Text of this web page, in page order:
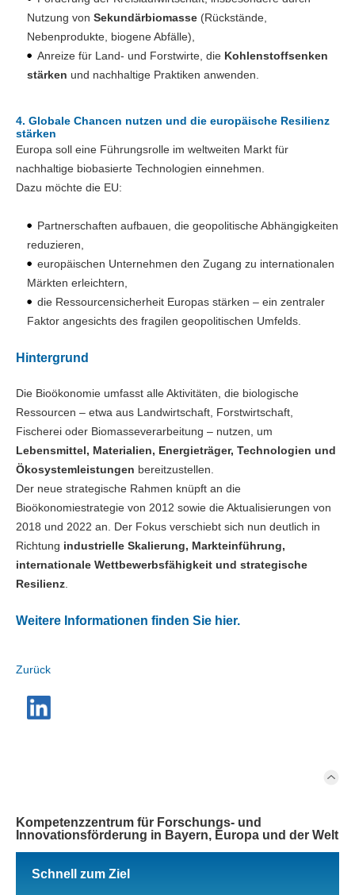
Nutzung von Sekundärbiomasse (Rückstände,
Nebenprodukte, biogene Abfälle),
Anreize für Land- und Forstwirte, die Kohlenstoffsenken
stärken und nachhaltige Praktiken anwenden.
4. Globale Chancen nutzen und die europäische Resilienz
stärken
Europa soll eine Führungsrolle im weltweiten Markt für
nachhaltige biobasierte Technologien einnehmen.
Dazu möchte die EU:
Partnerschaften aufbauen, die geopolitische Abhängigkeiten
reduzieren,
europäischen Unternehmen den Zugang zu internationalen
Märkten erleichtern,
die Ressourcensicherheit Europas stärken – ein zentraler
Faktor angesichts des fragilen geopolitischen Umfelds.
Hintergrund
Die Bioökonomie umfasst alle Aktivitäten, die biologische
Ressourcen – etwa aus Landwirtschaft, Forstwirtschaft,
Fischerei oder Biomasseverarbeitung – nutzen, um
Lebensmittel, Materialien, Energieträger, Technologien und
Ökosystemleistungen bereitzustellen.
Der neue strategische Rahmen knüpft an die
Bioökonomiestrategie von 2012 sowie die Aktualisierungen von
2018 und 2022 an. Der Fokus verschiebt sich nun deutlich in
Richtung industrielle Skalierung, Markteinführung,
internationale Wettbewerbsfähigkeit und strategische
Resilienz.
Weitere Informationen finden Sie hier.
Zurück
Kompetenzzentrum für Forschungs- und
Innovationsförderung in Bayern, Europa und der Welt
Schnell zum Ziel